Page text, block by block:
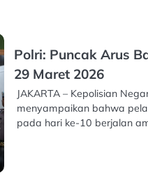
Polri: Puncak Arus
29 Maret 2026
JAKARTA – Kepolisian
menyampaikan bahwa
pada hari ke-10 berjalan